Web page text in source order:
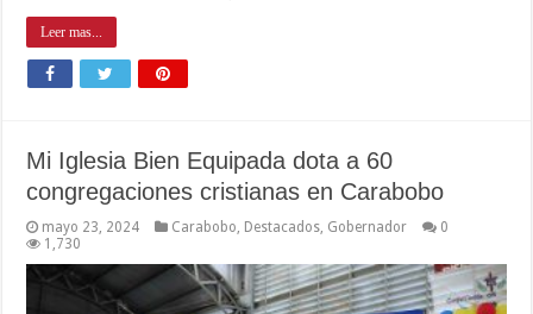
Leer mas...
Mi Iglesia Bien Equipada dota a 60
congregaciones cristianas en Carabobo
mayo 23, 2024 Carabobo Destacados Gobernador
0
1,730